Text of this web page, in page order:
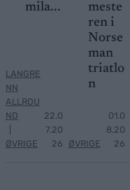
mila...
LANGRE
NN
ALLROU
ND
ØVRIGE
22.0
7.20
26
meste
ren i
Norse
man
triatlo
n
ØVRIGE
01.0
8.20
26